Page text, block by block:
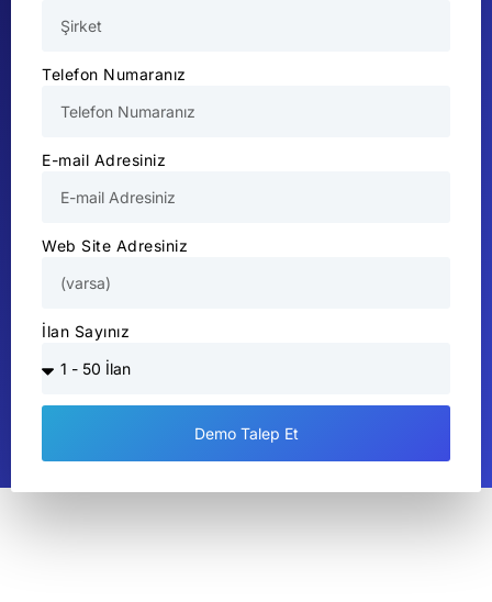
Telefon Numaranız
E-mail Adresiniz
Web Site Adresiniz
İlan Sayınız
Demo Talep Et